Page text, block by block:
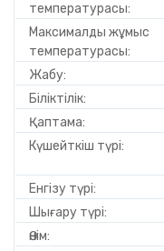
температурасы:
Максималды жұмыс
температурасы:
Жабу:
Біліктілік:
Қаптама:
Күшейткіш түрі:
Енгізу түрі:
Шығару түрі:
Өнім: